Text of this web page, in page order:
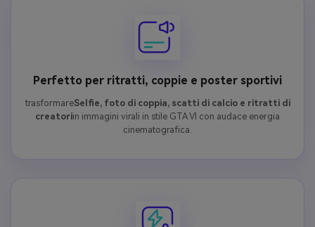
Perfetto per ritratti, coppie e poster sportivi
trasformareSelfie, foto di coppia, scatti di calcio e ritratti di
creatoriin immagini virali in stile GTA VI con audace energia
cinematografica.